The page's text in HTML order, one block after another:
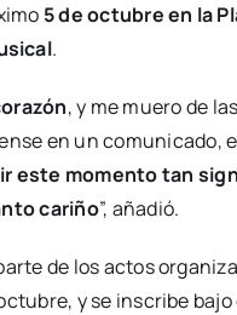
5 de octubre en la
.
, y me muero de
en un comunicado,
este momento tan
cariño”, añadió.
de los actos
y se inscribe